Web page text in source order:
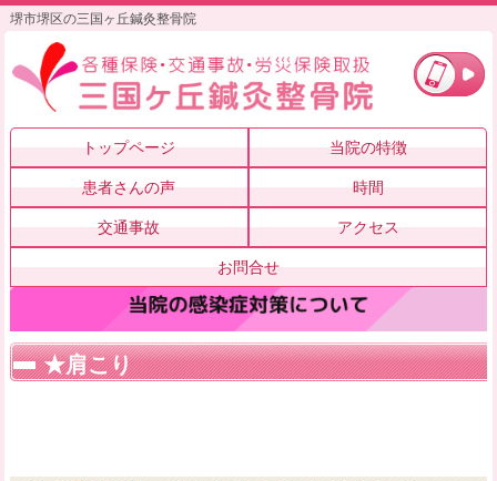
堺市堺区の三国ヶ丘鍼灸整骨院
トップページ 当院の特徴
患者さんの声 時間
交通事故 アクセス
お問合せ
★肩こり